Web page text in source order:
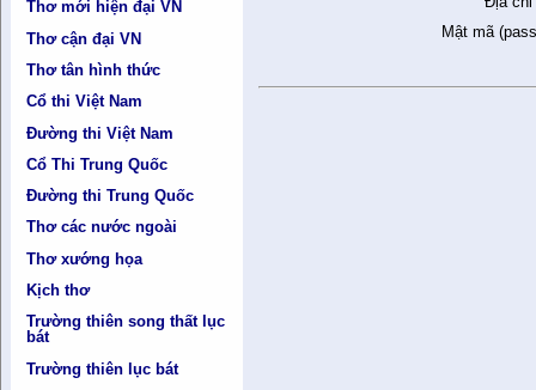
Thơ mới hiện đại VN
Thơ cận đại VN
Thơ tân hình thức
Cổ thi Việt Nam
Đường thi Việt Nam
Cổ Thi Trung Quốc
Đường thi Trung Quốc
Thơ các nước ngoài
Thơ xướng họa
Kịch thơ
Trường thiên song thất lục
bát
Trường thiên lục bát
Mật mã